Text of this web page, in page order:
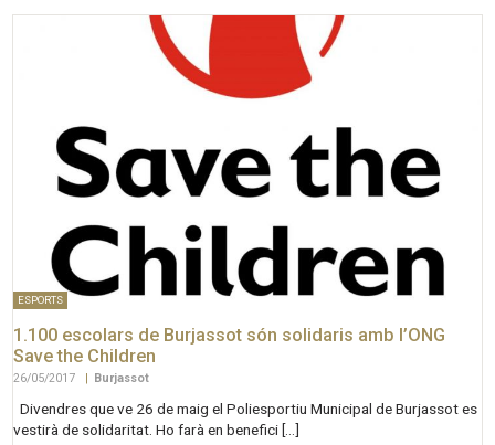
ESPORTS
1.100 escolars de Burjassot són solidaris amb l’ONG
Save the Children
26/05/2017 Burjassot
Divendres que ve 26 de maig el Poliesportiu Municipal de Burjassot es
vestirà de solidaritat. Ho farà en benefici […]